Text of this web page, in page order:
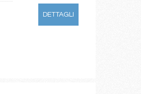
DETTAGLI